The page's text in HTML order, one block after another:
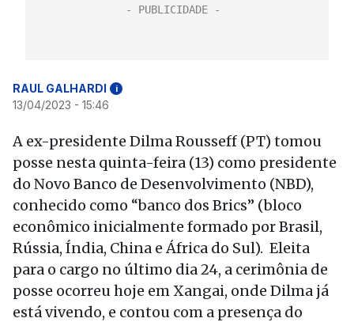
RAUL GALHARDI i
13/04/2023 - 15:46
A ex-presidente Dilma Rousseff (PT) tomou
posse nesta quinta-feira (13) como presidente
do Novo Banco de Desenvolvimento (NBD),
conhecido como “banco dos Brics” (bloco
econômico inicialmente formado por Brasil,
Rússia, Índia, China e África do Sul). Eleita
para o cargo no último dia 24, a cerimônia de
posse ocorreu hoje em Xangai, onde Dilma já
está vivendo, e contou com a presença do